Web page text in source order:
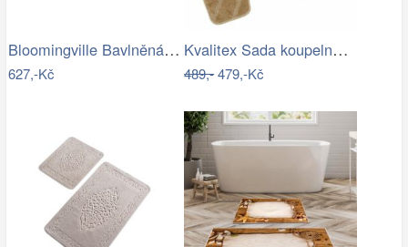
Bloomingville Bavlněná koupelnová…
627,-Kč
Kvalitex Sada koupelnových předložek…
489,-479,-Kč